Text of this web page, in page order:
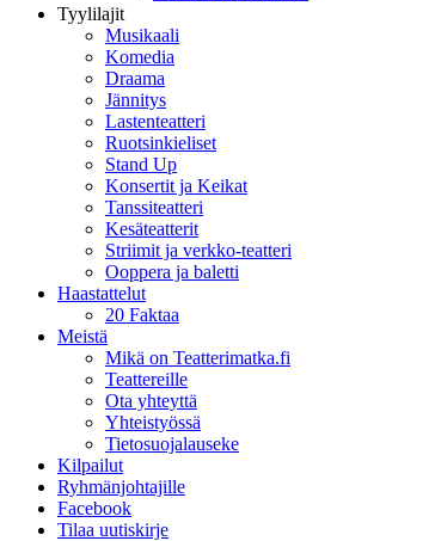
Tyylilajit
Musikaali
Komedia
Draama
Jännitys
Lastenteatteri
Ruotsinkieliset
Stand Up
Konsertit ja Keikat
Tanssiteatteri
Kesäteatterit
Striimit ja verkko-teatteri
Ooppera ja baletti
Haastattelut
20 Faktaa
Meistä
Mikä on Teatterimatka.fi
Teattereille
Ota yhteyttä
Yhteistyössä
Tietosuojalauseke
Kilpailut
Ryhmänjohtajille
Facebook
Tilaa uutiskirje